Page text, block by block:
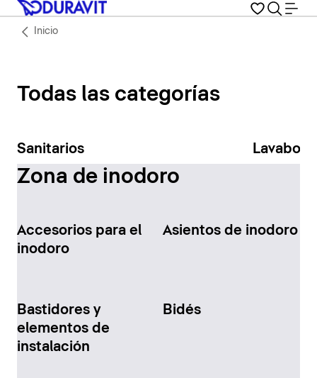
Inicio
Todas las categorías
Sanitarios Lavabos
Zona de inodoro
Accesorios para el
inodoro
Asientos de inodoro
Bastidores y
elementos de
instalación
Bidés